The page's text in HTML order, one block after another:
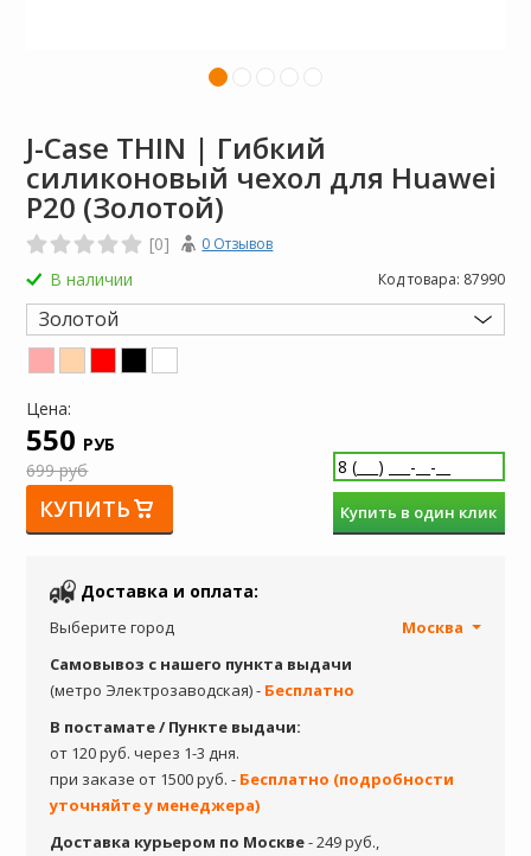
J-Case THIN | Гибкий
силиконовый чехол для Huawei
P20 (Золотой)
[0] 0 Отзывов
В наличии Код товара: 87990
Золотой
Цена:
550 РУБ
699 руб
КУПИТЬ Купить в один клик
Доставка и оплата:
Выберите город
Москва
Самовывоз с нашего пункта выдачи
(метро Электрозаводская) - Бесплатно
В постамате / Пункте выдачи:
от 120 руб. через 1-3 дня.
при заказе от 1500 руб. - Бесплатно (подробности
уточняйте у менеджера)
Доставка курьером по Москве- 249 руб.,